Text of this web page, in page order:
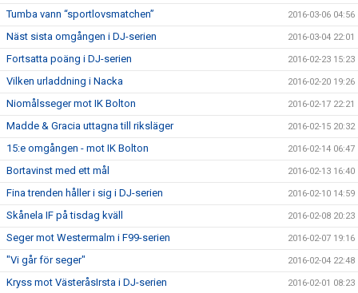
Tumba vann “sportlovsmatchen” 2016-03-06 04:56
Näst sista omgången i DJ-serien 2016-03-04 22:01
Fortsatta poäng i DJ-serien 2016-02-23 15:23
Vilken urladdning i Nacka 2016-02-20 19:26
Niomålsseger mot IK Bolton 2016-02-17 22:21
Madde & Gracia uttagna till riksläger 2016-02-15 20:32
15:e omgången - mot IK Bolton 2016-02-14 06:47
Bortavinst med ett mål 2016-02-13 16:40
Fina trenden håller i sig i DJ-serien 2016-02-10 14:59
Skånela IF på tisdag kväll 2016-02-08 20:23
Seger mot Westermalm i F99-serien 2016-02-07 19:16
"Vi går för seger" 2016-02-04 22:48
Kryss mot VästeråsIrsta i DJ-serien 2016-02-01 08:23